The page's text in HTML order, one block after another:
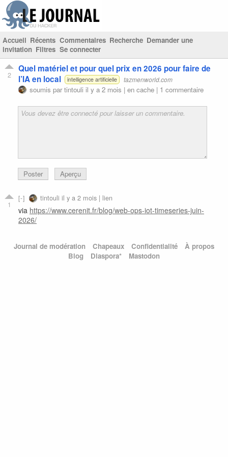
Accueil Récents Commentaires Recherche Demander une
invitation Filtres Se connecter
2
Quel matériel et pour quel prix en 2026 pour faire de
l’IA en local
intelligence artificielle tazmenworld.com
soumis partintouli il y a 2 mois | en cache | 1 commentaire
Poster Aperçu
1
tintouli il y a 2 mois | lien
via https://www.cerenit.fr/blog/web-ops-iot-timeseries-juin-
2026/
Journal de modération Chapeaux Confidentialité
À propos
Blog
Diaspora* Mastodon